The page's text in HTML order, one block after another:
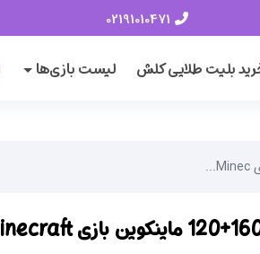
بلیت طلایی کلش لیست بازی‌ها